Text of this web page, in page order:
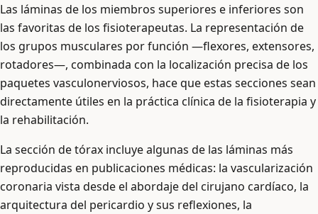
Las láminas de los miembros superiores e inferiores son
las favoritas de los fisioterapeutas. La representación de
los grupos musculares por función —flexores, extensores,
rotadores—, combinada con la localización precisa de los
paquetes vasculonerviosos, hace que estas secciones sean
directamente útiles en la práctica clínica de la fisioterapia y
la rehabilitación.
La sección de tórax incluye algunas de las láminas más
reproducidas en publicaciones médicas: la vascularización
coronaria vista desde el abordaje del cirujano cardíaco, la
arquitectura del pericardio y sus reflexiones, la